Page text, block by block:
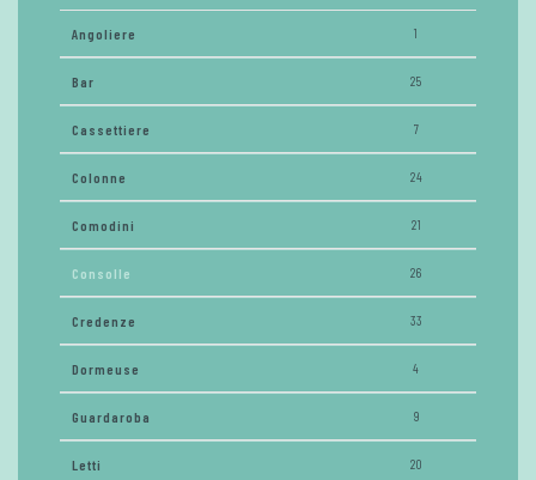
Angoliere 1
Bar 25
Cassettiere 7
Colonne 24
Comodini 21
Consolle 26
Credenze 33
Dormeuse 4
Guardaroba 9
Letti 20